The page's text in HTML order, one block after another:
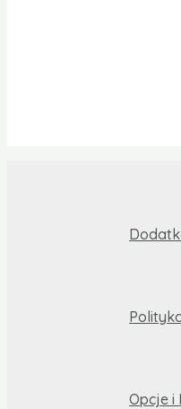
Opcje i